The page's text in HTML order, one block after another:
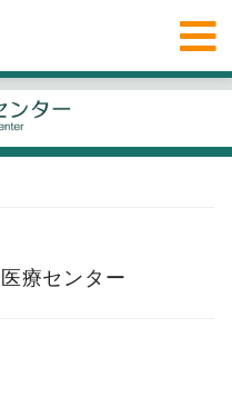
療センター